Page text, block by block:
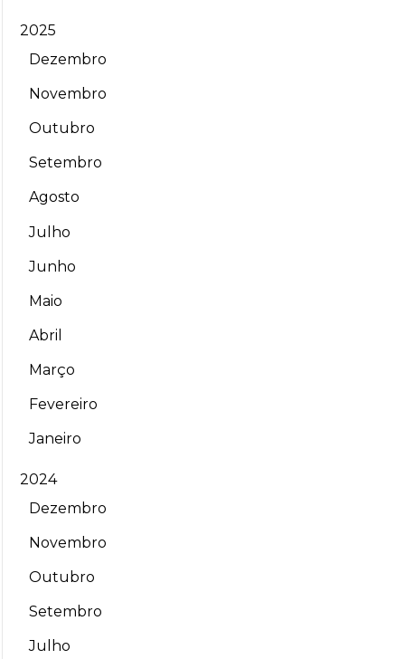
2025
Dezembro
Novembro
Outubro
Setembro
Agosto
Julho
Junho
Maio
Abril
Março
Fevereiro
Janeiro
2024
Dezembro
Novembro
Outubro
Setembro
Julho